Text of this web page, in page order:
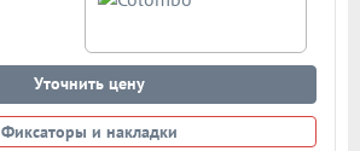
Уточнить цену
Фиксаторы и накладки